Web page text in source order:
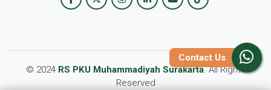
Contact Us
© 2024RS PKU Muhammadiyah Surakarta. All Rights
Reserved